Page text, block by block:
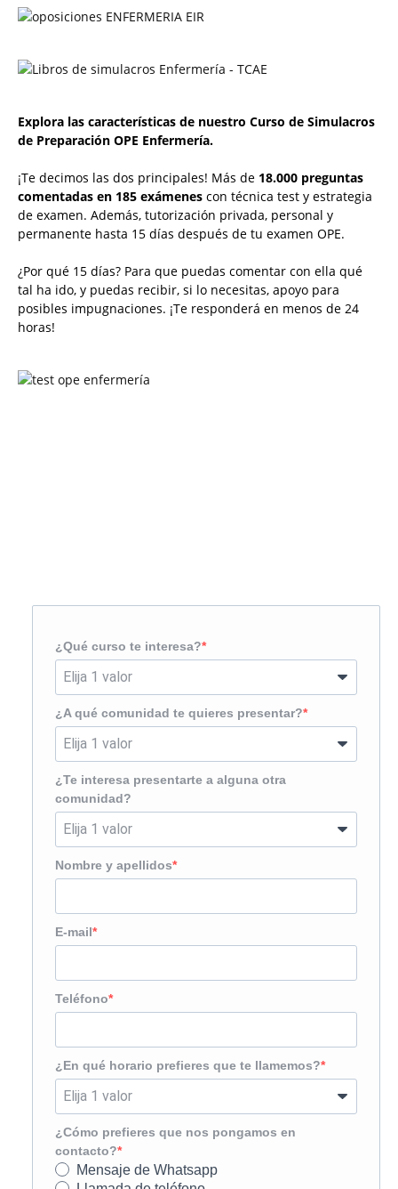
Explora las características de nuestro Curso de Simulacros
de Preparación OPE Enfermería.
¡Te decimos las dos principales! Más de 18.000 preguntas
comentadas en 185 exámenes con técnica test y estrategia
de examen. Además, tutorización privada, personal y
permanente hasta 15 días después de tu examen OPE.
¿Por qué 15 días? Para que puedas comentar con ella qué
tal ha ido, y puedas recibir, si lo necesitas, apoyo para
posibles impugnaciones. ¡Te responderá en menos de 24
horas!
¿Qué curso te interesa?
¿A qué comunidad te quieres presentar?
¿Te interesa presentarte a alguna otra
comunidad?
Nombre y apellidos
E-mail
Teléfono
¿En qué horario prefieres que te llamemos?
¿Cómo prefieres que nos pongamos en
contacto?
Mensaje de Whatsapp